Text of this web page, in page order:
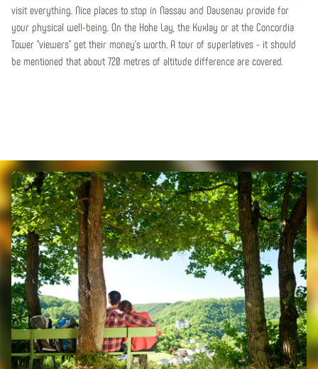
visit everything. Nice places to stop in Nassau and Dausenau provide for
your physical well-being. On the Hohe Lay, the Kuxlay or at the Concordia
Tower "viewers" get their money's worth. A tour of superlatives - it should
be mentioned that about 720 metres of altitude difference are covered.